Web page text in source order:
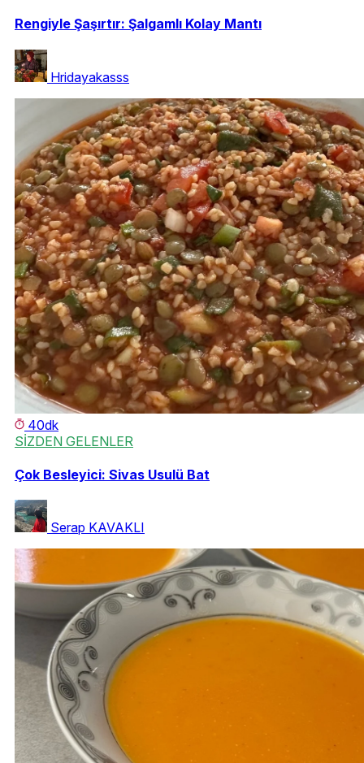
Rengiyle Şaşırtır: Şalgamlı Kolay Mantı
Hridayakasss
40dk
SİZDEN GELENLER
Çok Besleyici: Sivas Usulü Bat
Serap KAVAKLI